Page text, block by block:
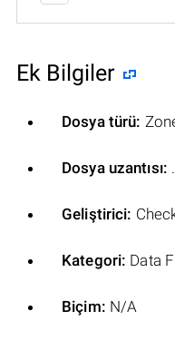
Ek Bilgiler
Dosya türü:
Dosya uzantısı:
Geliştirici:
Kategori: Data
Biçim: N/A